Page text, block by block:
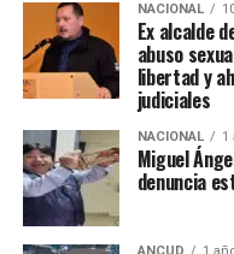
NACIONAL
Ex alcalde
abuso
libertad y
judiciales
NACIONAL 1
Miguel
denuncia